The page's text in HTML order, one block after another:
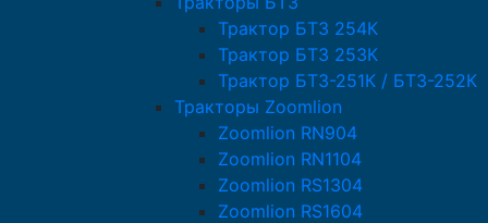
Трактор БТЗ 254К
Трактор БТЗ 253К
Трактор БТЗ-251К / БТЗ-252К
Тракторы Zoomlion
Zoomlion RN904
Zoomlion RN1104
Zoomlion RS1304
Zoomlion RS1604